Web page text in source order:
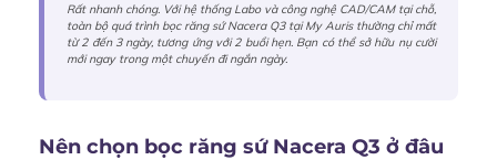
Rất nhanh chóng. Với hệ thống Labo và công nghệ CAD/CAM tại chỗ,
toàn bộ quá trình bọc răng sứ Nacera Q3 tại My Auris thường chỉ mất
từ 2 đến 3 ngày, tương ứng với 2 buổi hẹn. Bạn có thể sở hữu nụ cười
mới ngay trong một chuyến đi ngắn ngày.
Nên chọn bọc răng sứ Nacera Q3 ở đâu